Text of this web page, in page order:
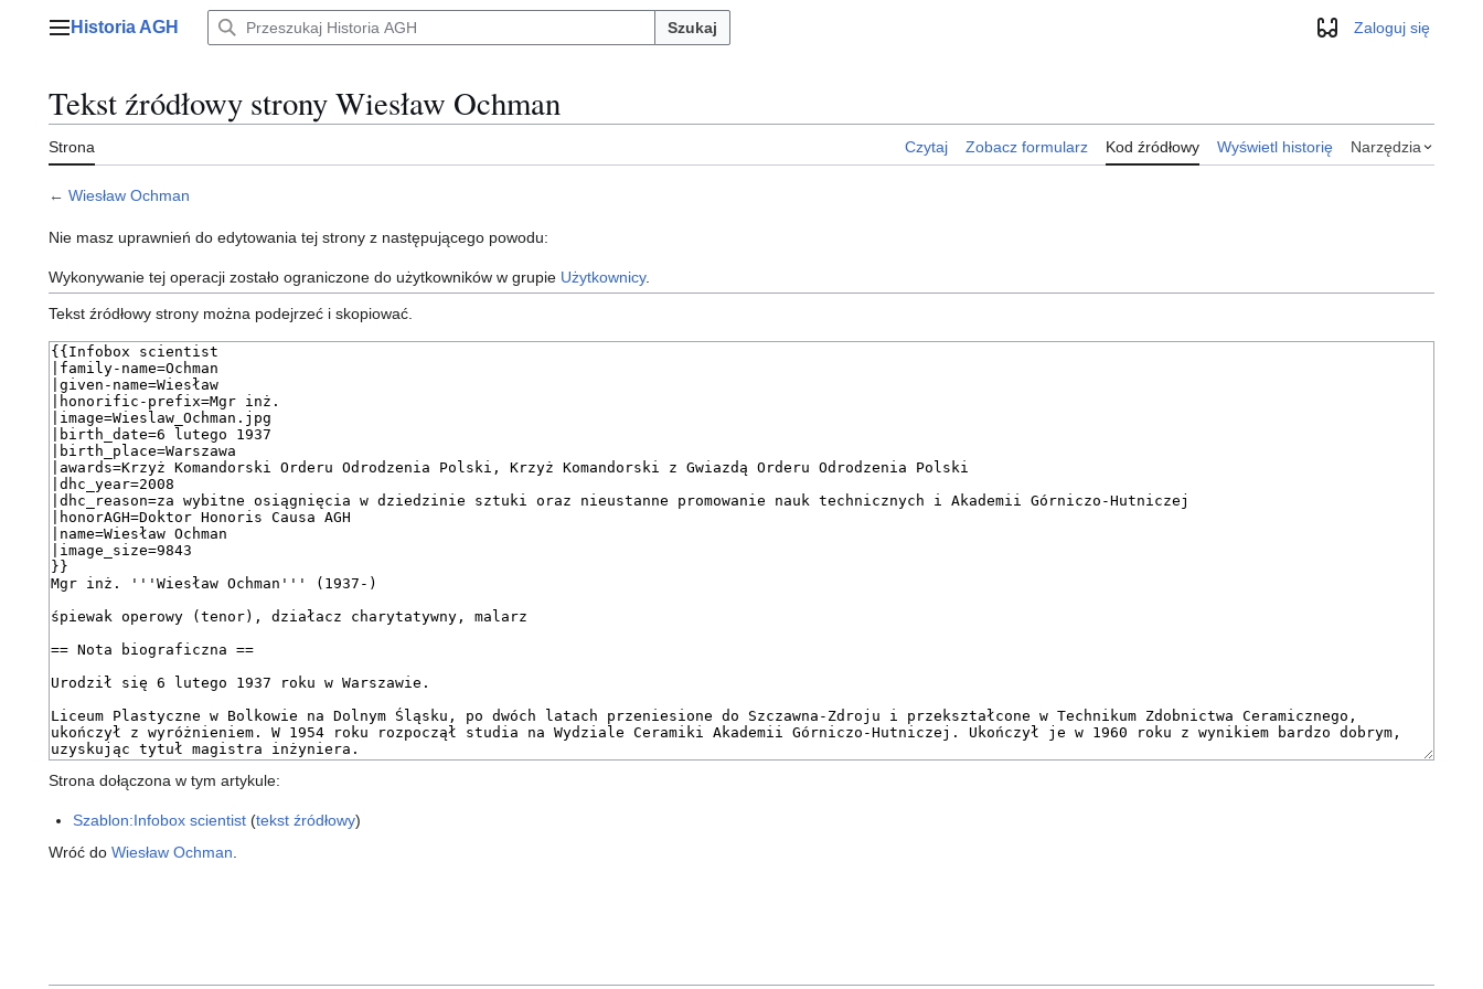
Menu główne
Historia AGH Szukaj WyglądZaloguj się
Tekst źródłowy strony Wiesław Ochman
Strona Czytaj Zobacz formularz Kod źródłowy Wyświetl historię Narzędzia
← Wiesław Ochman
Nie masz uprawnień do edytowania tej strony z następującego powodu:
Wykonywanie tej operacji zostało ograniczone do użytkowników w grupie Użytkownicy.
Tekst źródłowy strony można podejrzeć i skopiować.
Strona dołączona w tym artykule:
Szablon:Infobox scientist (tekst źródłowy)
Wróć do Wiesław Ochman